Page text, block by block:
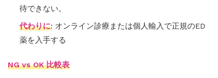
待できない。
代わりに: オンライン診療または個人輸入で正規のED
薬を入手する
NG vs OK 比較表